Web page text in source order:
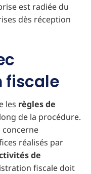
est radiée du
dès réception
fiscale
les règles de
de la procédure.
concerne
réalisés par
de
fiscale doit